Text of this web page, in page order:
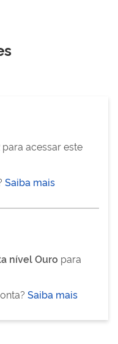
para acessar este
Saiba mais
nível Ouro para
Saiba mais